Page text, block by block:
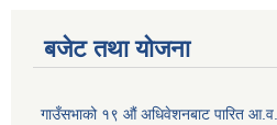
बजेट तथा याेजना
गाउँसभाको १९ औं अधिवेशनबाट पारित